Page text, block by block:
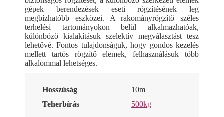
gépek berendezések eseti rögzítésének leg
megbízhatóbb eszközei. A rakományrögzítő széles
terhelési tartományokon belül alkalmazhatóak,
különböző kialakításuk szelektív megválasztást tesz
lehetővé. Fontos tulajdonságuk, hogy gondos kezelés
mellett tartós rögzítő elemek, felhasználásuk több
alkalommal lehetséges.
Hosszúság
10m
Teherbírás
500kg